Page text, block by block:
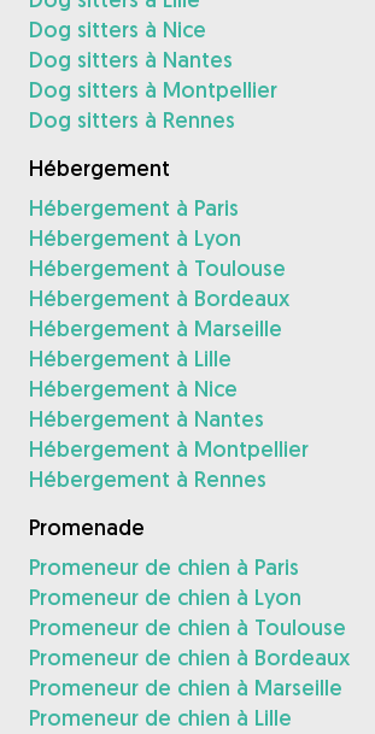
Dog sitters à Nice
Dog sitters à Nantes
Dog sitters à Montpellier
Dog sitters à Rennes
Hébergement
Hébergement à Paris
Hébergement à Lyon
Hébergement à Toulouse
Hébergement à Bordeaux
Hébergement à Marseille
Hébergement à Lille
Hébergement à Nice
Hébergement à Nantes
Hébergement à Montpellier
Hébergement à Rennes
Promenade
Promeneur de chien à Paris
Promeneur de chien à Lyon
Promeneur de chien à Toulouse
Promeneur de chien à Bordeaux
Promeneur de chien à Marseille
Promeneur de chien à Lille